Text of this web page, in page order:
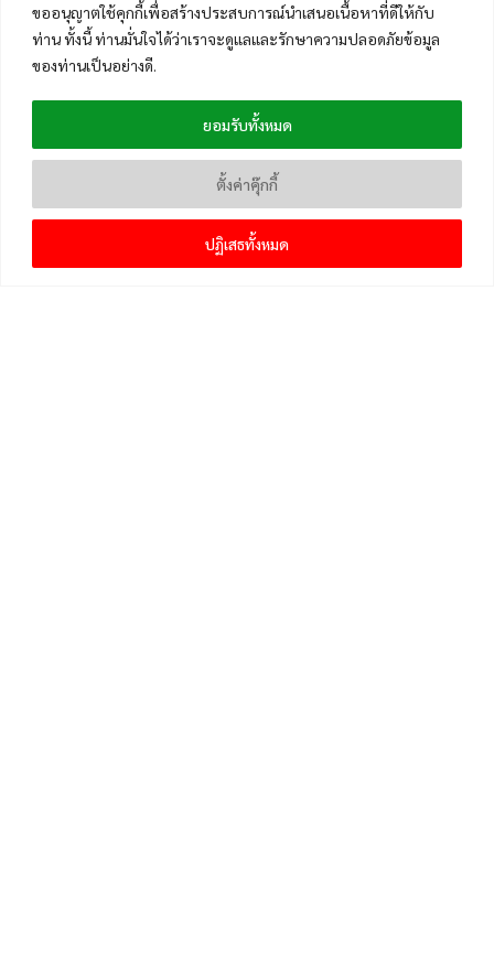
ขออนุญาตใช้คุกกี้เพื่อสร้างประสบการณ์นำเสนอเนื้อหาที่ดีให้กับ
ท่าน ทั้งนี้ ท่านมั่นใจได้ว่าเราจะดูแลและรักษาความปลอดภัยข้อมูล
ของท่านเป็นอย่างดี.
ตั้งค่าคุ๊กกี้
ปฏิเสธทั้งหมด
ยอมรับทั้งหมด